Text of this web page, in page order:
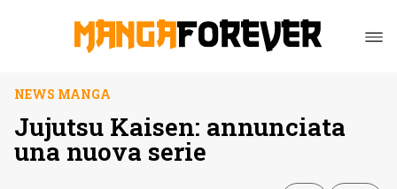
NEWS MANGA
Jujutsu Kaisen: annunciata
una nuova serie